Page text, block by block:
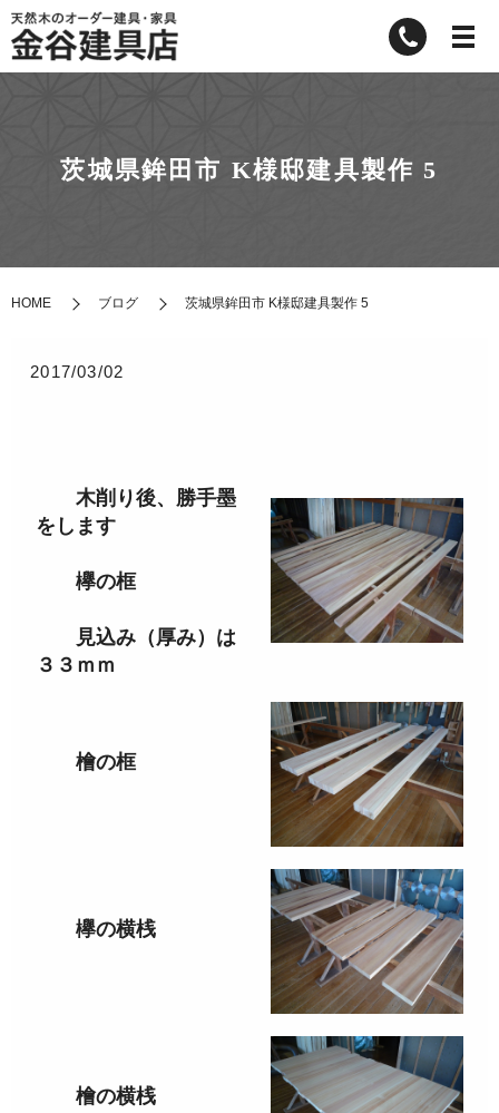
茨城県鉾田市 K様邸建具製作 5
HOME ブログ 茨城県鉾田市 K様邸建具製作 5
2017/03/02
木削り後、勝手墨
をします
欅の框
見込み（厚み）は
３３ｍｍ
檜の框
欅の横桟
檜の横桟